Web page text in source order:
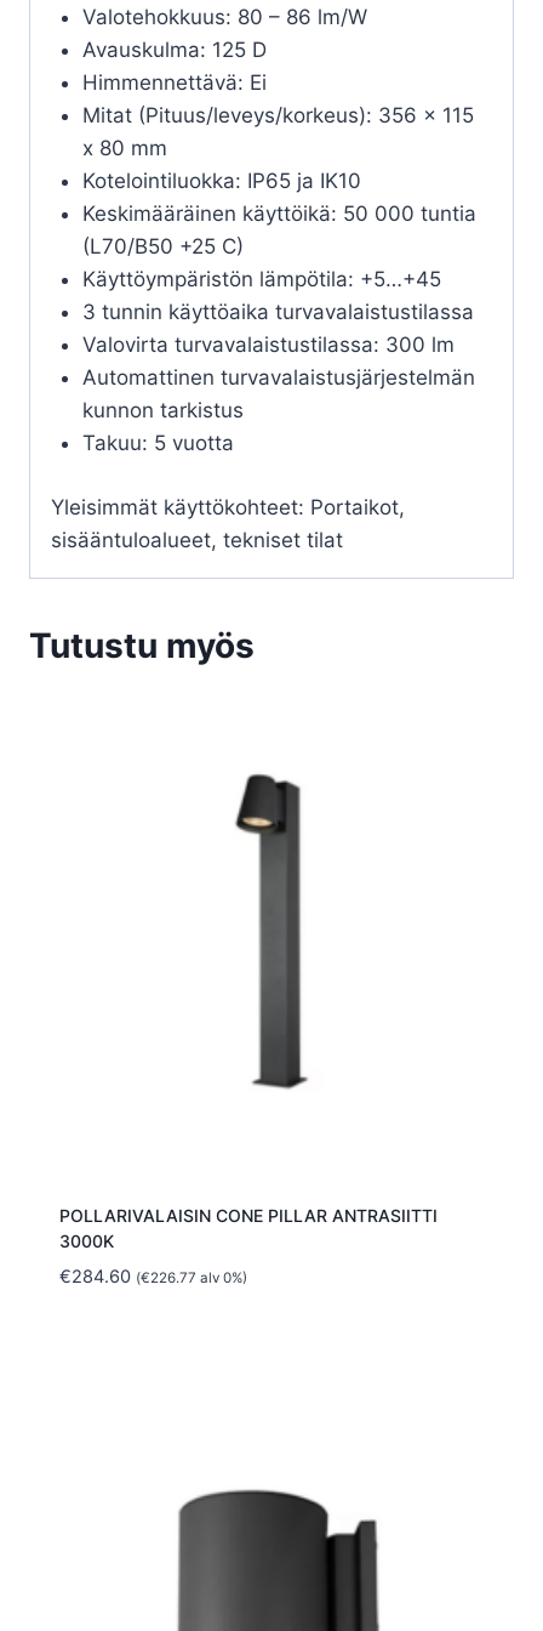
Valotehokkuus: 80 – 86 lm/W
Avauskulma: 125 D
Himmennettävä: Ei
Mitat (Pituus/leveys/korkeus): 356 x 115
x 80 mm
Kotelointiluokka: IP65 ja IK10
Keskimääräinen käyttöikä: 50 000 tuntia
(L70/B50 +25 C)
Käyttöympäristön lämpötila: +5…+45
3 tunnin käyttöaika turvavalaistustilassa
Valovirta turvavalaistustilassa: 300 lm
Automattinen turvavalaistusjärjestelmän
kunnon tarkistus
Takuu: 5 vuotta
Yleisimmät käyttökohteet: Portaikot,
sisääntuloalueet, tekniset tilat
Tutustu myös
POLLARIVALAISIN CONE PILLAR ANTRASIITTI
3000K
€284.60 (€226.77 alv 0%)